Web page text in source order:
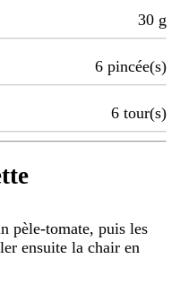
30 g
6 pincée(s)
6 tour(s)
pèle-tomate, puis les
ensuite la chair en